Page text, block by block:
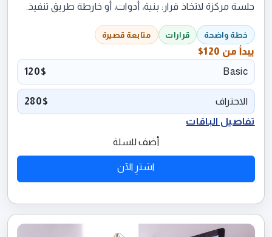
جلسة مركزة لاتخاذ قرار: بنية، أدوات، أو خارطة طريق تنفيذ.
خطة واضحة قرارات متابعة قصيرة
يبدأ من 120$
Basic
120$
الاحتراف
280$
تفاصيل الباقات
أضف للسلة
اشترِ الآن